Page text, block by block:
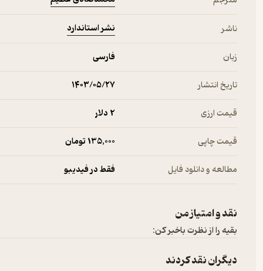
ناشر نشر استاندارد
زبان فارسی
تاریخ انتشار ۱۴۰۳/۰۵/۲۷
قیمت ارزی 2 دلار
قیمت چاپی 135,000 تومان
مطالعه و دانلود فایل فقط در فیدیبو
نقد و امتیاز من
بقیه را از نظرت باخبر کن:
دیگران نقد کردند